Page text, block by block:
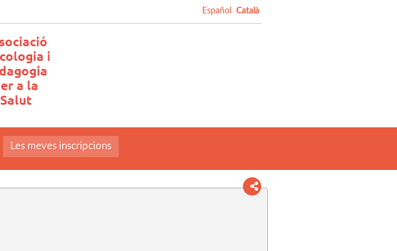
Español Català
Les meves inscripcions